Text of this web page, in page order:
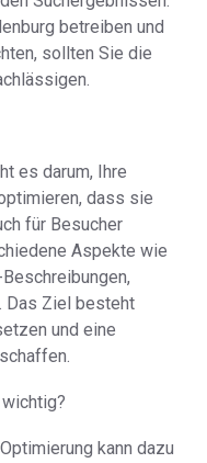
betreiben und
sollten Sie die
es darum, Ihre
dass sie
für Besucher
Aspekte wie
Das Ziel besteht
und eine
kann dazu